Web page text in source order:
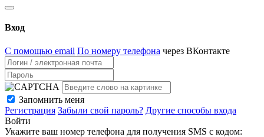
Вход
С помощью email По номеру телефона через ВКонтакте
Запомнить меня
Регистрация Забыли свой пароль? Другие способы входа
Войти
Укажите ваш номер телефона для получения SMS с кодом: